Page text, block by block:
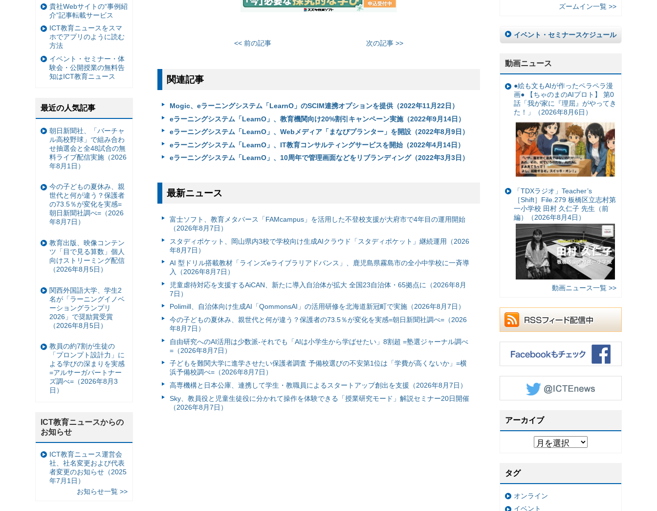
<< 前の記事 次の記事 >>
関連記事
Mogic、eラーニングシステム「LearnO」のSCIM連携オプションを提供（2022年11月22日）
eラーニングシステム「LearnO」、教育機関向け20%割引キャンペーン実施（2022年9月14日）
eラーニングシステム「LearnO」、Webメディア「まなびプランター」を開設（2022年8月9日）
eラーニングシステム「LearnO」、IT教育コンサルティングサービスを開始（2022年4月14日）
eラーニングシステム「LearnO」、10周年で管理画面などをリブランディング（2022年3月3日）
最新ニュース
富⼠ソフト、教育メタバース「FAMcampus」を活用した不登校支援が大府市で4年目の運用開始
（2026年8月7日）
スタディポケット、岡山県内3校で学校向け生成AIクラウド「スタディポケット」継続運用（2026
年8月7日）
AI 型ドリル搭載教材「ラインズeライブラリアドバンス」、鹿児島県霧島市の全小中学校に一斉導
入（2026年8月7日）
児童虐待対応を支援するAiCAN、新たに導入自治体が拡大 全国23自治体・65拠点に（2026年8月
7日）
Polimill、自治体向け生成AI「QommonsAI」の活用研修を北海道新冠町で実施（2026年8月7日）
今の子どもの夏休み、親世代と何が違う？保護者の73.5％が変化を実感=朝日新聞社調べ=（2026
年8月7日）
自由研究へのAI活用は少数派-それでも「AIは小学生から学ばせたい」8割超 =塾選ジャーナル調べ
=（2026年8月7日）
子どもを難関大学に進学させたい保護者調査 予備校選びの不安第1位は「学費が高くないか」=横
浜予備校調べ=（2026年8月7日）
高専機構と日本公庫、連携して学生・教職員によるスタートアップ創出を支援（2026年8月7日）
Sky、教員役と児童生徒役に分かれて操作を体験できる「授業研究モード」解説セミナー20日開催
（2026年8月7日）
ズームイン一覧 >>
イベント・セミナースケジュール
動画ニュース
●絵も文もAIが作ったペラペラ漫
画● 【ちゃのまのAIプロト】 第0
話「我が家に『理屈』がやってき
た！」（2026年8月6日）
「TDXラジオ」Teacher’s
［Shift］File.279 板橋区立志村第
一小学校 田村 久仁子 先生（前
編）（2026年8月4日）
動画ニュース一覧 >>
アーカイブ
タグ
オンライン
イベント
貴社Webサイトの“事例紹
介”記事転載サービス
ICT教育ニュースをスマ
ホでアプリのように読む
方法
イベント・セミナー・体
験会・公開授業の無料告
知はICT教育ニュース
最近の人気記事
朝日新聞社、「バーチャ
ル高校野球」で組み合わ
せ抽選会と全48試合の無
料ライブ配信実施（2026
年8月1日）
今の子どもの夏休み、親
世代と何が違う？保護者
の73.5％が変化を実感=
朝日新聞社調べ=（2026
年8月7日）
教育出版、映像コンテン
ツ「目で見る算数」個人
向けストリーミング配信
（2026年8月5日）
関西外国語大学、学生2
名が「ラーニングイノベ
ーショングランプリ
2026」で奨励賞受賞
（2026年8月5日）
教員の約7割が生徒の
「プロンプト設計力」に
よる学びの深まりを実感
=アルサーガパートナー
ズ調べ=（2026年8月3
日）
ICT教育ニュースからの
お知らせ
ICT教育ニュース運営会
社、社名変更および代表
者変更のお知らせ（2025
年7月1日）
お知らせ一覧 >>